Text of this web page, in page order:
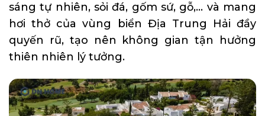
sáng tự nhiên, sỏi đá, gốm sứ, gỗ,… và mang
hơi thở của vùng biển Địa Trung Hải đầy
quyến rũ, tạo nên không gian tận hưởng
thiên nhiên lý tưởng.